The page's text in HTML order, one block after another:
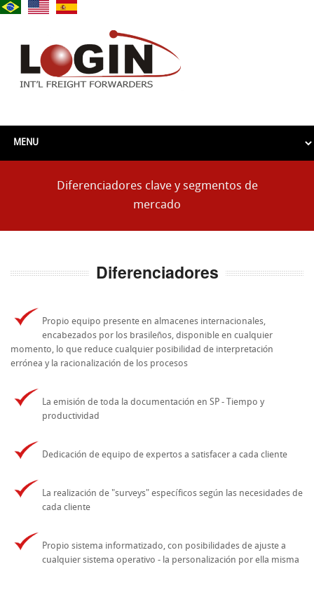
Diferenciadores clave y segmentos de
mercado
Diferenciadores
Propio equipo presente en almacenes internacionales,
encabezados por los brasileños, disponible en cualquier
momento, lo que reduce cualquier posibilidad de interpretación
errónea y la racionalización de los procesos
La emisión de toda la documentación en SP - Tiempo y
productividad
Dedicación de equipo de expertos a satisfacer a cada cliente
La realización de "surveys" específicos según las necesidades de
cada cliente
Propio sistema informatizado, con posibilidades de ajuste a
cualquier sistema operativo - la personalización por ella misma